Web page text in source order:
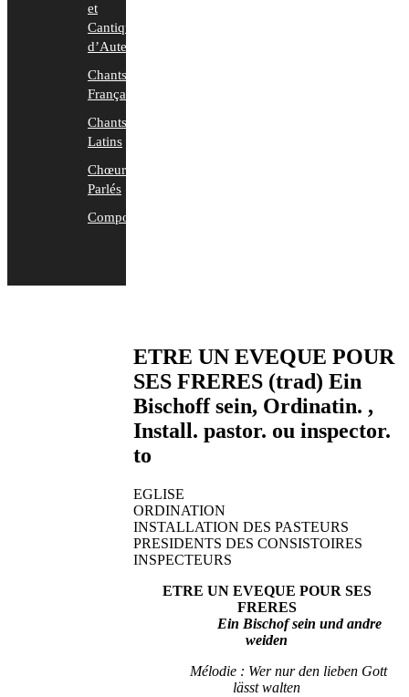
ETRE UN EVEQUE POUR
SES FRERES (trad) Ein
Bischoff sein, Ordinatin. ,
Install. pastor. ou inspector.
to
EGLISE
ORDINATION
INSTALLATION DES PASTEURS
PRESIDENTS DES CONSISTOIRES
INSPECTEURS
ETRE UN EVEQUE POUR SES
FRERES
Ein Bischof sein und andre
weiden
Mélodie : Wer nur den lieben Gott
lässt walten
et
Cantiques
d’Auteurs
Chants
Français
Chants
Latins
Chœurs
Parlés
Compositions